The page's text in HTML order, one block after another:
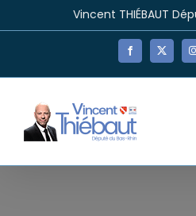
Vincent THIÉBAUT
Facebook
X